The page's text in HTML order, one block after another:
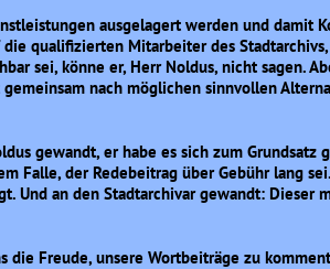
ausgelagert werden und damit
qualifizierten Mitarbeiter des
sei, könne er, Herr Noldus, nicht sagen.
nach möglichen sinnvollen
gewandt, er habe es sich zum Grundsatz
Falle, der Redebeitrag über Gebühr lang
Und an den Stadtarchivar gewandt: Dieser
Freude, unsere Wortbeiträge zu